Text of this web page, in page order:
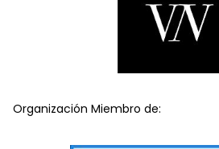
Organización Miembro de: